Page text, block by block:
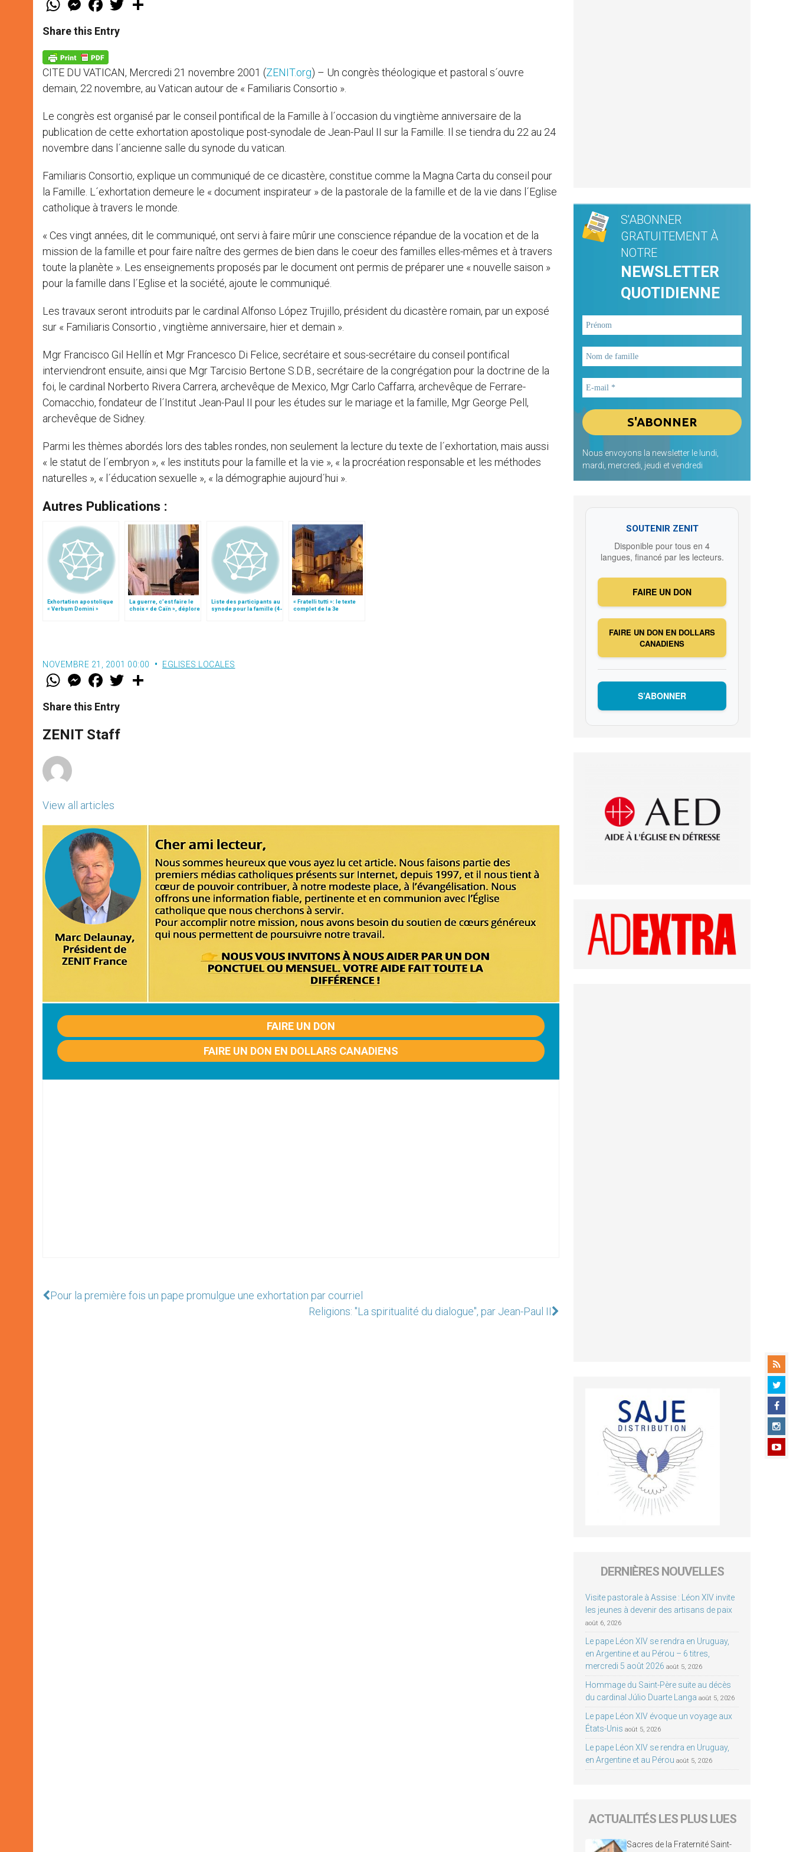
t
s
p
p
e
s
e
g
e
r
a
e
b
k
w
Share this Entry
CITE DU VATICAN, Mercredi 21 novembre 2001 (ZENIT.org) – Un congrès théologique et pastoral s´ouvre
demain, 22 novembre, au Vatican autour de « Familiaris Consortio ».
Le congrès est organisé par le conseil pontifical de la Famille à l´occasion du vingtième anniversaire de la
publication de cette exhortation apostolique post-synodale de Jean-Paul II sur la Famille. Il se tiendra du 22 au 24
novembre dans l´ancienne salle du synode du vatican.
Familiaris Consortio, explique un communiqué de ce dicastère, constitue comme la Magna Carta du conseil pour
la Famille. L´exhortation demeure le « document inspirateur » de la pastorale de la famille et de la vie dans l´Eglise
catholique à travers le monde.
« Ces vingt années, dit le communiqué, ont servi à faire mûrir une conscience répandue de la vocation et de la
mission de la famille et pour faire naître des germes de bien dans le coeur des familles elles-mêmes et à travers
toute la planète ». Les enseignements proposés par le document ont permis de préparer une « nouvelle saison »
pour la famille dans l´Eglise et la société, ajoute le communiqué.
Les travaux seront introduits par le cardinal Alfonso López Trujillo, président du dicastère romain, par un exposé
sur « Familiaris Consortio , vingtième anniversaire, hier et demain ».
Mgr Francisco Gil Hellín et Mgr Francesco Di Felice, secrétaire et sous-secrétaire du conseil pontifical
interviendront ensuite, ainsi que Mgr Tarcisio Bertone S.D.B., secrétaire de la congrégation pour la doctrine de la
foi, le cardinal Norberto Rivera Carrera, archevêque de Mexico, Mgr Carlo Caffarra, archevêque de Ferrare-
Comacchio, fondateur de l´Institut Jean-Paul II pour les études sur le mariage et la famille, Mgr George Pell,
archevêque de Sidney.
Parmi les thèmes abordés lors des tables rondes, non seulement la lecture du texte de l´exhortation, mais aussi
« le statut de l´embryon », « les instituts pour la famille et la vie », « la procréation responsable et les méthodes
naturelles », « l´éducation sexuelle », « la démographie aujourd´hui ».
Autres Publications :
Exhortation apostolique
« Verbum Domini »
La guerre, c’est faire le
choix « de Caïn », déplore
Liste des participants au
synode pour la famille (4-
25 octobre)
« Fratelli tutti »: le texte
complet de la 3e
NOVEMBRE 21, 2001 00:00 EGLISES LOCALES
W
t
s
p
p
M
e
s
e
g
e
F
a
e
b
o
k
w
Share this Entry
ZENIT Staff
View all articles
FAIRE UN DON
FAIRE UN DON EN DOLLARS CANADIENS
Pour la première fois un pape promulgue une exhortation par courriel
Religions: "La spiritualité du dialogue", par Jean-Paul II
S'ABONNER
GRATUITEMENT À
NOTRE
NEWSLETTER
QUOTIDIENNE
Nous envoyons la newsletter le lundi,
mardi, mercredi, jeudi et vendredi
SOUTENIR ZENIT
Disponible pour tous en 4
langues, financé par les lecteurs.
FAIRE UN DON
FAIRE UN DON EN DOLLARS
CANADIENS
S’ABONNER
DERNIÈRES NOUVELLES
Visite pastorale à Assise : Léon XIV invite
les jeunes à devenir des artisans de paix
août 6, 2026
Le pape Léon XIV se rendra en Uruguay,
en Argentine et au Pérou – 6 titres,
mercredi 5 août 2026 août 5, 2026
Hommage du Saint-Père suite au décès
du cardinal Júlio Duarte Langa août 5, 2026
Le pape Léon XIV évoque un voyage aux
États-Unis août 5, 2026
Le pape Léon XIV se rendra en Uruguay,
en Argentine et au Pérou août 5, 2026
ACTUALITÉS LES PLUS LUES
Sacres de la Fraternité Saint-